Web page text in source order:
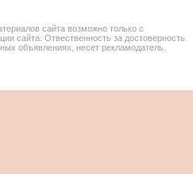
сайта возможно только с
сайта. Отвественность за достоверность
объявлениях, несет рекламодатель.